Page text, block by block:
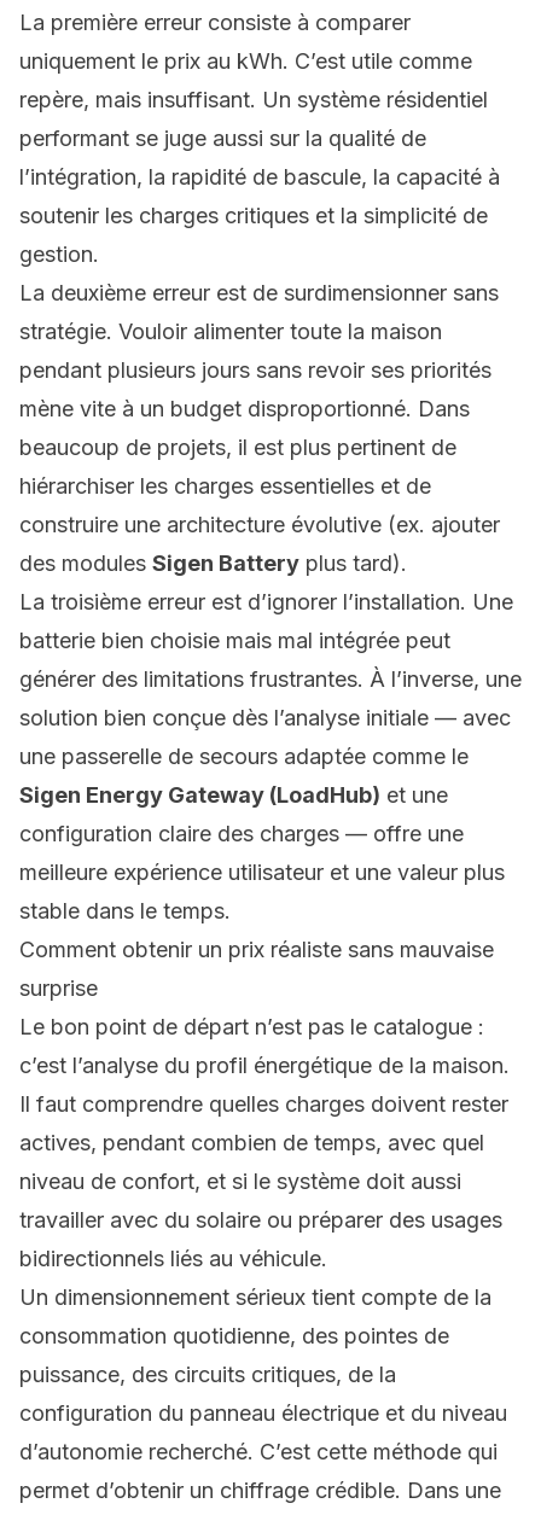
La première erreur consiste à comparer
uniquement le prix au kWh. C’est utile comme
repère, mais insuffisant. Un système résidentiel
performant se juge aussi sur la qualité de
l’intégration, la rapidité de bascule, la capacité à
soutenir les charges critiques et la simplicité de
gestion.
La deuxième erreur est de surdimensionner sans
stratégie. Vouloir alimenter toute la maison
pendant plusieurs jours sans revoir ses priorités
mène vite à un budget disproportionné. Dans
beaucoup de projets, il est plus pertinent de
hiérarchiser les charges essentielles et de
construire une architecture évolutive (ex. ajouter
des modules Sigen Battery plus tard).
La troisième erreur est d’ignorer l’installation. Une
batterie bien choisie mais mal intégrée peut
générer des limitations frustrantes. À l’inverse, une
solution bien conçue dès l’analyse initiale — avec
une passerelle de secours adaptée comme le
Sigen Energy Gateway (LoadHub) et une
configuration claire des charges — offre une
meilleure expérience utilisateur et une valeur plus
stable dans le temps.
Comment obtenir un prix réaliste sans mauvaise
surprise
Le bon point de départ n’est pas le catalogue :
c’est l’analyse du profil énergétique de la maison.
Il faut comprendre quelles charges doivent rester
actives, pendant combien de temps, avec quel
niveau de confort, et si le système doit aussi
travailler avec du solaire ou préparer des usages
bidirectionnels liés au véhicule.
Un dimensionnement sérieux tient compte de la
consommation quotidienne, des pointes de
puissance, des circuits critiques, de la
configuration du panneau électrique et du niveau
d’autonomie recherché. C’est cette méthode qui
permet d’obtenir un chiffrage crédible. Dans une